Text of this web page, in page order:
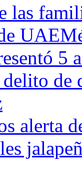
las
5
de
alerta